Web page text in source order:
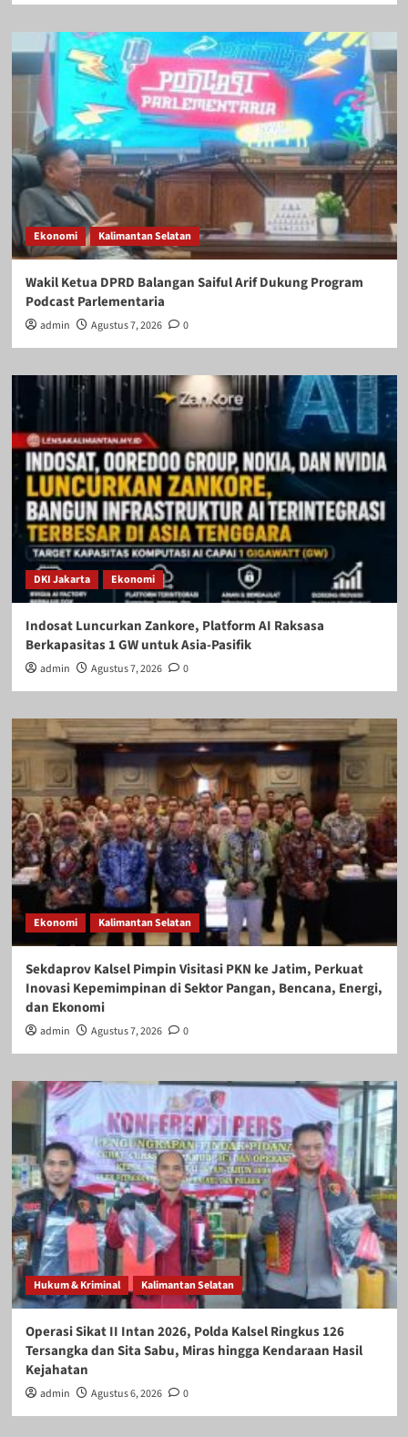
Ekonomi Kalimantan Selatan
Wakil Ketua DPRD Balangan Saiful Arif Dukung Program
Podcast Parlementaria
admin Agustus 7, 2026 0
DKI Jakarta Ekonomi
Indosat Luncurkan Zankore, Platform AI Raksasa
Berkapasitas 1 GW untuk Asia-Pasifik
admin Agustus 7, 2026 0
Ekonomi Kalimantan Selatan
Sekdaprov Kalsel Pimpin Visitasi PKN ke Jatim, Perkuat
Inovasi Kepemimpinan di Sektor Pangan, Bencana, Energi,
dan Ekonomi
admin Agustus 7, 2026 0
Hukum & Kriminal Kalimantan Selatan
Operasi Sikat II Intan 2026, Polda Kalsel Ringkus 126
Tersangka dan Sita Sabu, Miras hingga Kendaraan Hasil
Kejahatan
admin Agustus 6, 2026 0